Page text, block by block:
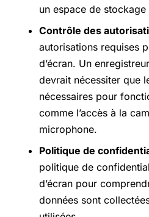
un espace de
Contrôle des
autorisations requises
d’écran. Un
devrait nécessiter que
nécessaires pour
comme l’accès à la
microphone.
Politique de
politique de
d’écran pour
données sont